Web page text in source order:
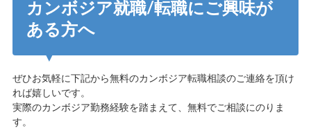
カンボジア就職/転職にご興味が
ある方へ
ぜひお気軽に下記から無料のカンボジア転職相談のご連絡を頂け
れば嬉しいです。
実際のカンボジア勤務経験を踏まえて、無料でご相談にのりま
す。